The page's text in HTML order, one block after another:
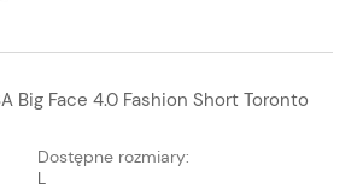
Big Face 4.0 Fashion Short Toronto
Dostępne rozmiary:
L